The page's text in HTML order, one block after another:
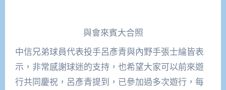
與會來賓大合照
中信兄弟球員代表投手呂彥青與內野手張士綸皆表
示，非常感謝球迷的支持，也希望大家可以前來遊
行共同慶祝，呂彥青提到，已參加過多次遊行，每